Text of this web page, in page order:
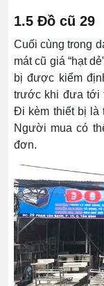
1.5 Đồ cũ 29
Cuối cùng trong
mát cũ giá “hạt
bị được kiểm
trước khi đưa tới
Đi kèm thiết bị là
Người mua có
đơn.